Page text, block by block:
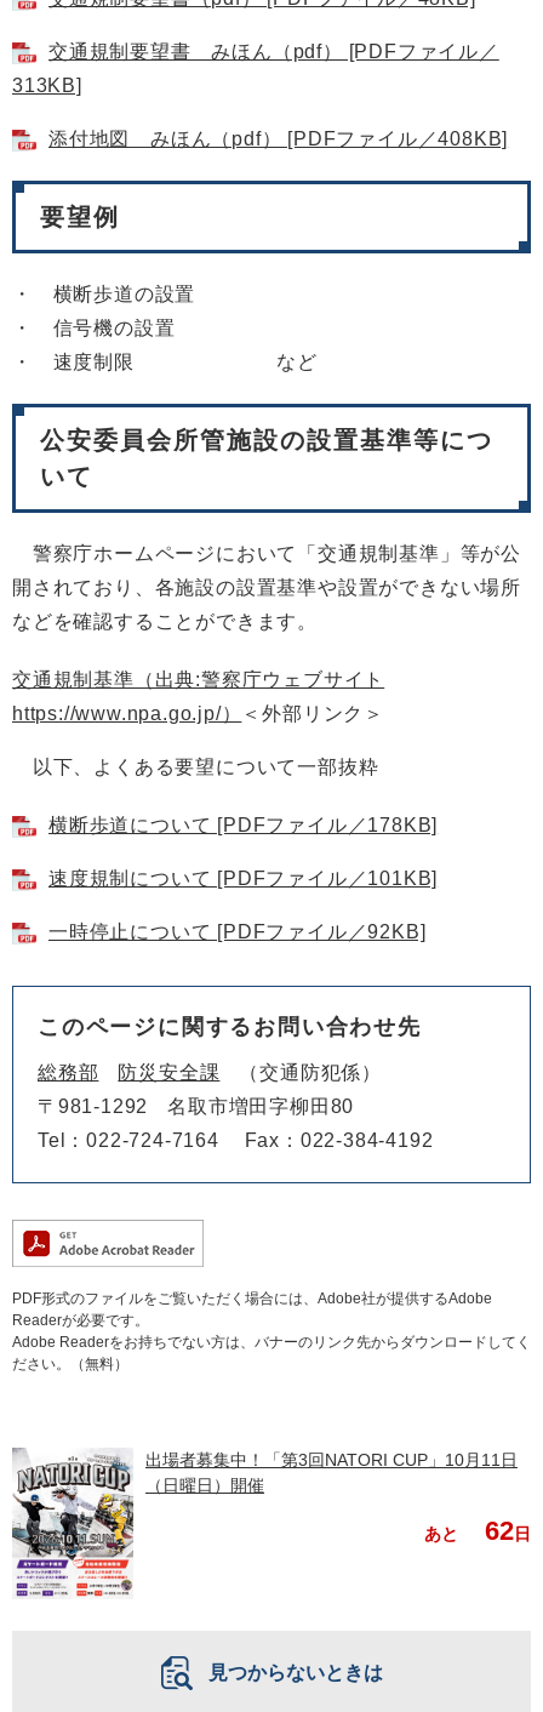
交通規制要望書 みほん（pdf） [PDFファイル／
313KB]
添付地図 みほん（pdf） [PDFファイル／408KB]
要望例
・ 横断歩道の設置
・ 信号機の設置
・ 速度制限 など
公安委員会所管施設の設置基準等につ
いて
警察庁ホームページにおいて「交通規制基準」等が公
開されており、各施設の設置基準や設置ができない場所
などを確認することができます。
交通規制基準（出典:警察庁ウェブサイト
https://www.npa.go.jp/）
＜外部リンク＞
以下、よくある要望について一部抜粋
横断歩道について [PDFファイル／178KB]
速度規制について [PDFファイル／101KB]
一時停止について [PDFファイル／92KB]
このページに関するお問い合わせ先
総務部 防災安全課
交通防犯係
〒981-1292
名取市増田字柳田80
Tel：022-724-7164
Fax：022-384-4192
PDF形式のファイルをご覧いただく場合には、Adobe社が提供するAdobe
Readerが必要です。
Adobe Readerをお持ちでない方は、バナーのリンク先からダウンロードしてく
ださい。（無料）
出場者募集中！「第3回NATORI CUP」10月11日
（日曜日）開催
あと 62日
見つからないときは